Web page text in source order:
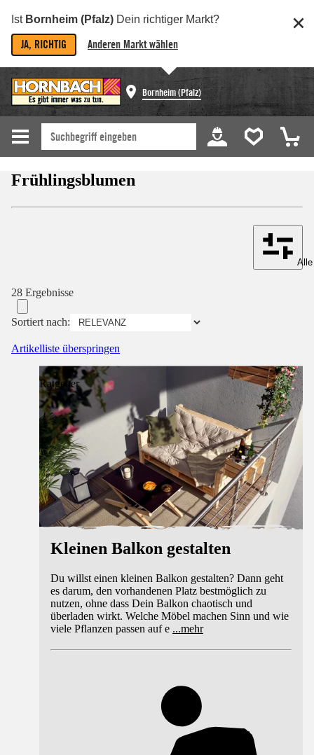
Ist Bornheim (Pfalz) Dein richtiger Markt?
JA, RICHTIG Anderen Markt wählen
Bornheim (Pfalz)
Frühlingsblumen
28 Ergebnisse
Sortiert nach:
Artikelliste überspringen
Ratgeber
Kleinen Balkon gestalten
Du willst einen kleinen Balkon gestalten? Dann geht
es darum, den vorhandenen Platz bestmöglich zu
nutzen, ohne dass Dein Balkon chaotisch und
überladen wirkt. Welche Möbel machen Sinn und wie
viele Pflanzen passen auf e ...mehr